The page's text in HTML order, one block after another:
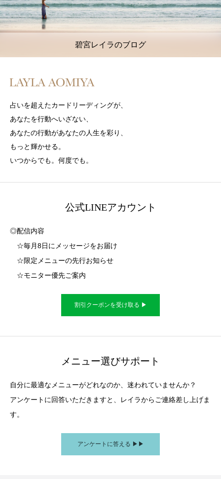
碧宮レイラのブログ
占いを超えたカードリーディングが、
あなたを行動へいざない、
あなたの行動があなたの人生を彩り、
もっと輝かせる。
いつからでも。何度でも。
公式LINEアカウント
◎配信内容
☆毎月8日にメッセージをお届け
☆限定メニューの先行お知らせ
☆モニター優先ご案内
割引クーポンを受け取る ▶︎
メニュー選びサポート
自分に最適なメニューがどれなのか、迷われていませんか？
アンケートに回答いただきますと、レイラからご連絡差し上げま
す。
アンケートに答える ▶︎▶︎